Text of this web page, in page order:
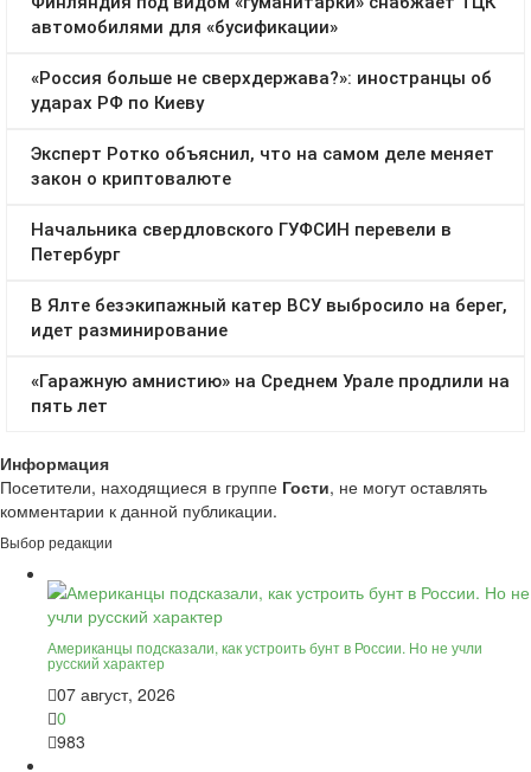
Информация
Посетители, находящиеся в группе Гости, не могут оставлять
комментарии к данной публикации.
Выбор редакции
Американцы подсказали, как устроить бунт в России. Но не учли
русский характер
07 август, 2026
0
983